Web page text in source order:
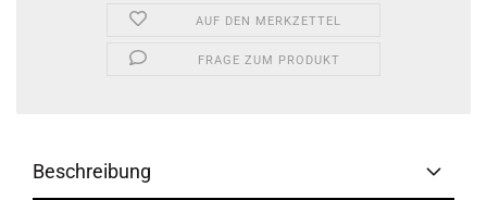
AUF DEN MERKZETTEL
FRAGE ZUM PRODUKT
Beschreibung